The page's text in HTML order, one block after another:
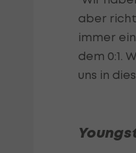
aber
immer
dem 0:1.
uns in